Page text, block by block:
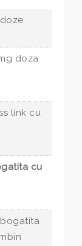
doza
link cu
cu